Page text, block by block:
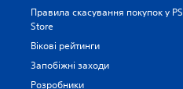
Правила скасування покупок у PS
Store
Вікові рейтинги
Запобіжні заходи
Розробники